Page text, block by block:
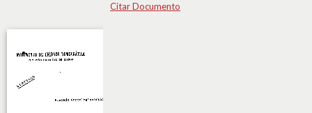
Citar Documento